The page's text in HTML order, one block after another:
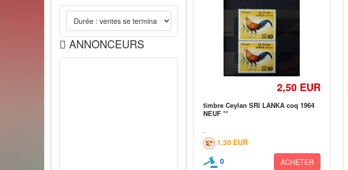
ANNONCEURS
2,50 EUR
timbre Ceylan SRI LANKA coq 1964
NEUF **
1,30 EUR
0
ACHETER